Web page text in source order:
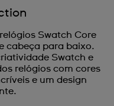
Swatch Core
cabeça para baixo.
Swatch e
relógios com cores
e um design